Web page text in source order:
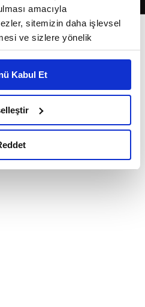
amacıyla
sitemizin daha işlevsel
ve sizlere yönelik
yapılması, amaçlarıyla
çerez paneli vasıtasıyla
ilişkin detaylı bilgi için
Çerez Bilgilendirme
kapsamında
Kabul Et